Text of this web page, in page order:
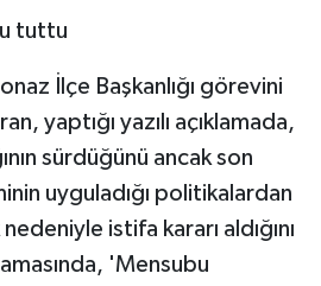
tuttu
İlçe Başkanlığı görevini
yaptığı yazılı açıklamada,
sürdüğünü ancak son
uyguladığı politikalardan
istifa kararı aldığını
'Mensubu